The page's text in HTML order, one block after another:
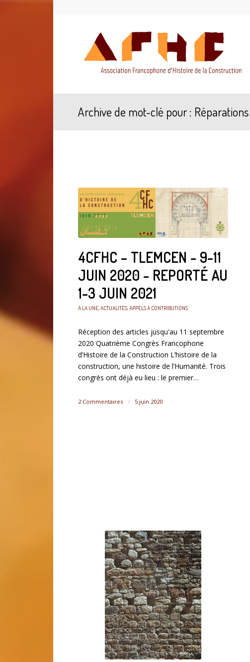
Archive de mot-clé pour : Réparations
4CFHC – TLEMCEN - 9-11
JUIN 2020 - REPORTÉ AU
1-3 JUIN 2021
À LA UNE ACTUALITÉS APPELS À CONTRIBUTIONS
Réception des articles jusqu'au 11 septembre
2020 Quatrième Congrès Francophone
d’Histoire de la Construction L’histoire de la
construction, une histoire de l’Humanité. Trois
congrès ont déjà eu lieu : le premier…
2 Commentaires / 5 juin 2020